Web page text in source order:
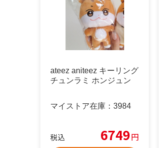
ateez aniteez キーリング
チュンラミ ホンジュン
マイストア在庫： 3984
税込 6749円